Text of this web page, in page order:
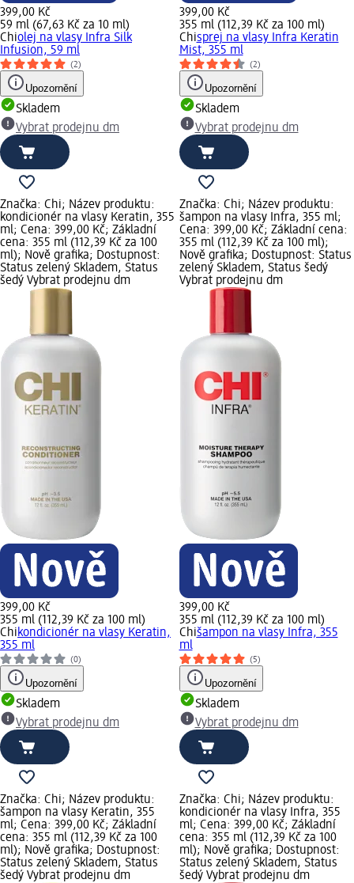
399,00 Kč
59 ml (67,63 Kč za 10 ml)
Chiolej na vlasy Infra Silk
Infusion, 59 ml
(2)
Upozornění
Skladem
Vybrat prodejnu dm
399,00 Kč
355 ml (112,39 Kč za 100 ml)
Chisprej na vlasy Infra Keratin
Mist, 355 ml
(2)
Upozornění
Skladem
Vybrat prodejnu dm
Značka: Chi; Název produktu:
kondicionér na vlasy Keratin, 355
ml; Cena: 399,00 Kč; Základní
cena: 355 ml (112,39 Kč za 100
ml); Nově grafika; Dostupnost:
Status zelený Skladem, Status
šedý Vybrat prodejnu dm
399,00 Kč
355 ml (112,39 Kč za 100 ml)
Chikondicionér na vlasy Keratin,
355 ml
(0)
Upozornění
Skladem
Vybrat prodejnu dm
Značka: Chi; Název produktu:
šampon na vlasy Infra, 355 ml;
Cena: 399,00 Kč; Základní cena:
355 ml (112,39 Kč za 100 ml);
Nově grafika; Dostupnost: Status
zelený Skladem, Status šedý
Vybrat prodejnu dm
399,00 Kč
355 ml (112,39 Kč za 100 ml)
Chišampon na vlasy Infra, 355
ml
(5)
Upozornění
Skladem
Vybrat prodejnu dm
Značka: Chi; Název produktu:
šampon na vlasy Keratin, 355
ml; Cena: 399,00 Kč; Základní
cena: 355 ml (112,39 Kč za 100
ml); Nově grafika; Dostupnost:
Status zelený Skladem, Status
šedý Vybrat prodejnu dm
Značka: Chi; Název produktu:
kondicionér na vlasy Infra, 355
ml; Cena: 399,00 Kč; Základní
cena: 355 ml (112,39 Kč za 100
ml); Nově grafika; Dostupnost:
Status zelený Skladem, Status
šedý Vybrat prodejnu dm